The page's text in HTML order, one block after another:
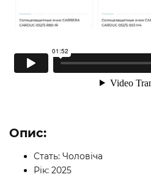
Опис:
Стать: Чоловіча
Рік: 2025